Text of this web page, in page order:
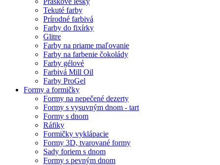
Tekuté farby
Prírodné farbivá
Farby do fixírky
Glitre
Farby na priame maľovanie
Farby na farbenie čokolády
Farby gélové
Farbivá Mill Oil
Farby ProGel
Formy a formičky
Formy na nepečené dezerty
Formy s vysuvným dnom - tart
Formy s dnom
Ráfiky
Formičky vyklápacie
Formy 3D, tvarované formy
Sady foriem s dnom
Formy s pevným dnom